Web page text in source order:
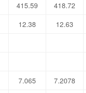
415.59 418.72
12.38 12.63
7.065 7.2078